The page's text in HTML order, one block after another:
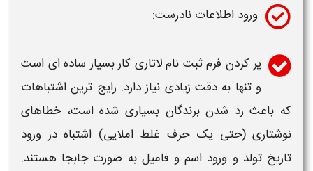
ورود اطلاعات نادرست:
پر کردن فرمثبت ناملاتاری کار بسیار ساده ای است
و تنها به دقت زیادی نیاز دارد. رایج ترین اشتباهات
که باعث رد شدن برندگان بسیاری شده است، خطاهای
نوشتاری (حتی یک حرف غلط املایی) اشتباهدر ورود
تاریخ تولد و ورود اسم و فامیل به صورت جابجا هستند.